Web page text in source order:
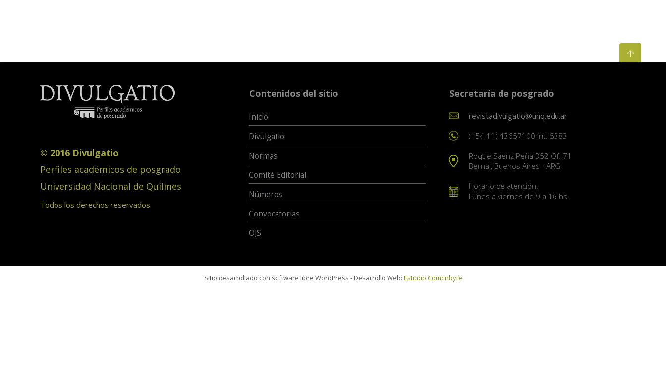
© 2016 Divulgatio
Perfiles académicos de posgrado
Universidad Nacional de Quilmes
Todos los derechos reservados
Contenidos del sitio
Inicio
Divulgatio
Normas
Comité Editorial
Números
Convocatorias
OJS
Secretaría de posgrado
revistadivulgatio@unq.edu.ar
(+54 11) 43657100 int. 5383
Roque Saenz Peña 352 Of. 71
Bernal, Buenos Aires - ARG
Horario de atención:
Lunes a viernes de 9 a 16 hs.
Sitio desarrollado con software libre WordPress - Desarrollo Web: Estudio Comonbyte